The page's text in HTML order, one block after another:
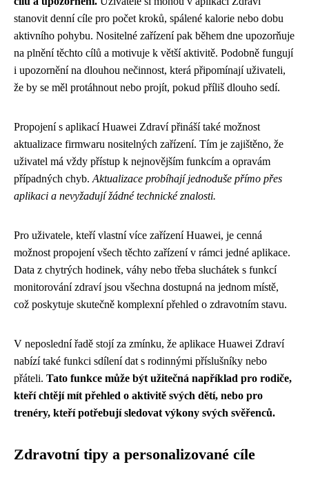
stanovit denní cíle pro počet kroků, spálené kalorie nebo dobu
aktivního pohybu. Nositelné zařízení pak během dne upozorňuje
na plnění těchto cílů a motivuje k větší aktivitě. Podobně fungují
i upozornění na dlouhou nečinnost, která připomínají uživateli,
že by se měl protáhnout nebo projít, pokud příliš dlouho sedí.
Propojení s aplikací Huawei Zdraví přináší také možnost
aktualizace firmwaru nositelných zařízení. Tím je zajištěno, že
uživatel má vždy přístup k nejnovějším funkcím a opravám
případných chyb. Aktualizace probíhají jednoduše přímo přes
aplikaci a nevyžadují žádné technické znalosti.
Pro uživatele, kteří vlastní více zařízení Huawei, je cenná
možnost propojení všech těchto zařízení v rámci jedné aplikace.
Data z chytrých hodinek, váhy nebo třeba sluchátek s funkcí
monitorování zdraví jsou všechna dostupná na jednom místě,
což poskytuje skutečně komplexní přehled o zdravotním stavu.
V neposlední řadě stojí za zmínku, že aplikace Huawei Zdraví
nabízí také funkci sdílení dat s rodinnými příslušníky nebo
přáteli. Tato funkce může být užitečná například pro rodiče,
kteří chtějí mít přehled o aktivitě svých dětí, nebo pro
trenéry, kteří potřebují sledovat výkony svých svěřenců.
Zdravotní tipy a personalizované cíle